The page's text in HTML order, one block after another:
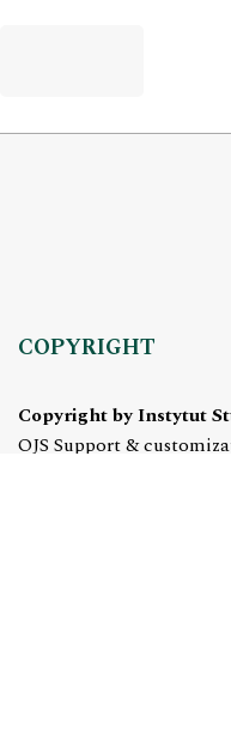
COPYRIGHT
Copyright by Instytut
OJS Support &